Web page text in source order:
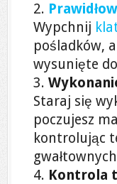
Wypchnij
pośladków,
wysunięte
Staraj się
poczujesz
kontrolując
Kontrola